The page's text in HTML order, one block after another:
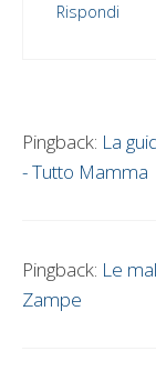
Rispondi
Pingback: La
- Tutto Mamma
Pingback: Le
Zampe